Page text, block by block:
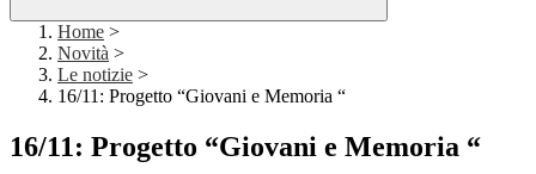
Home >
Novità >
Le notizie >
16/11: Progetto “Giovani e Memoria “
16/11: Progetto “Giovani e Memoria “